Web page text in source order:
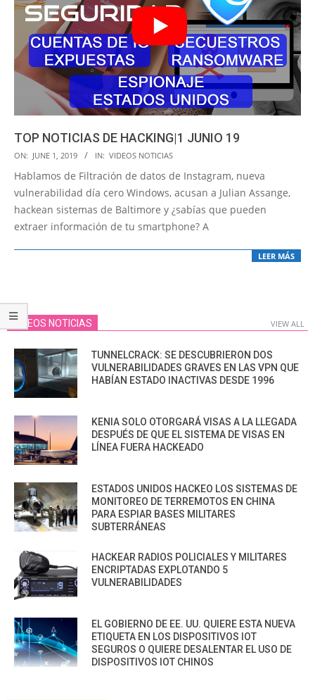
TOP NOTICIAS DE HACKING|1 JUNIO 19
2019-
06-
01
ON: JUNE 1, 2019 IN: VIDEOS NOTICIAS
Hablamos de Filtración de datos de Instagram, nueva
vulnerabilidad día cero Windows, acusan a Julian Assange,
hackean sistemas de Baltimore y ¿sabías que pueden
extraer información de tu smartphone? A
LEER MÁS
VIDEOS NOTICIAS VIEW ALL
TUNNELCRACK: SE DESCUBRIERON DOS
VULNERABILIDADES GRAVES EN LAS VPN QUE
HABÍAN ESTADO INACTIVAS DESDE 1996
KENIA SOLO OTORGARÁ VISAS A LA LLEGADA
DESPUÉS DE QUE EL SISTEMA DE VISAS EN
LÍNEA FUERA HACKEADO
ESTADOS UNIDOS HACKEO LOS SISTEMAS DE
MONITOREO DE TERREMOTOS EN CHINA
PARA ESPIAR BASES MILITARES
SUBTERRÁNEAS
HACKEAR RADIOS POLICIALES Y MILITARES
ENCRIPTADAS EXPLOTANDO 5
VULNERABILIDADES
EL GOBIERNO DE EE. UU. QUIERE ESTA NUEVA
ETIQUETA EN LOS DISPOSITIVOS IOT
SEGUROS O QUIERE DESALENTAR EL USO DE
DISPOSITIVOS IOT CHINOS